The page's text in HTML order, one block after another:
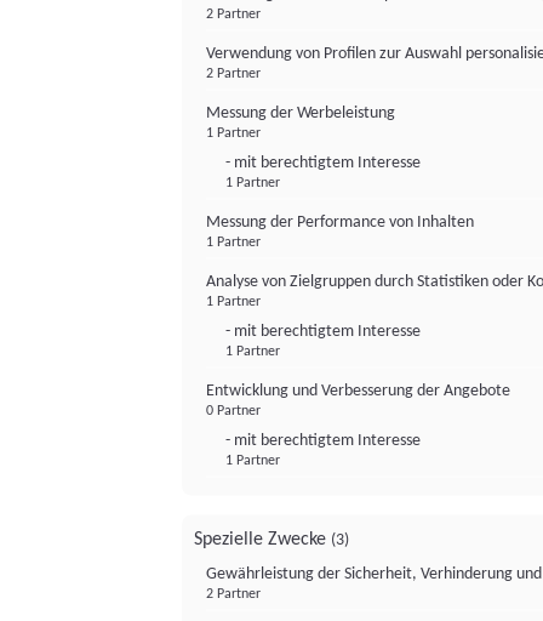
2 Partner
Verwendung von Profilen zur Auswahl
2 Partner
Messung der Werbeleistung
1 Partner
- mit berechtigtem Interesse
1 Partner
Messung der Performance von Inhalten
1 Partner
Analyse von Zielgruppen durch Statistiken oder
1 Partner
- mit berechtigtem Interesse
1 Partner
Entwicklung und Verbesserung der Angebote
0 Partner
- mit berechtigtem Interesse
1 Partner
Spezielle Zwecke (3)
Gewährleistung der Sicherheit, Verhinderung
2 Partner